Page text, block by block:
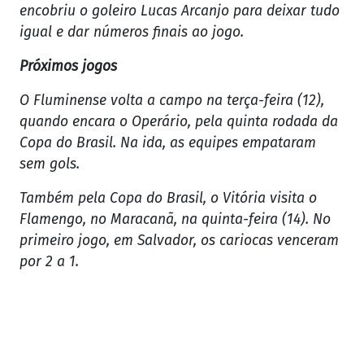
encobriu o goleiro Lucas Arcanjo para deixar tudo
igual e dar números finais ao jogo.
Próximos jogos
O Fluminense volta a campo na terça-feira (12),
quando encara o Operário, pela quinta rodada da
Copa do Brasil. Na ida, as equipes empataram
sem gols.
Também pela Copa do Brasil, o Vitória visita o
Flamengo, no Maracanã, na quinta-feira (14). No
primeiro jogo, em Salvador, os cariocas venceram
por 2 a 1.